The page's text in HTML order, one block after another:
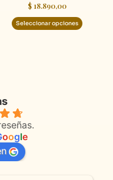
$ 18.890,00
Seleccionar opciones de
oogle